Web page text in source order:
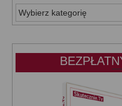
WSZYSTKIE
KATEGORIE: